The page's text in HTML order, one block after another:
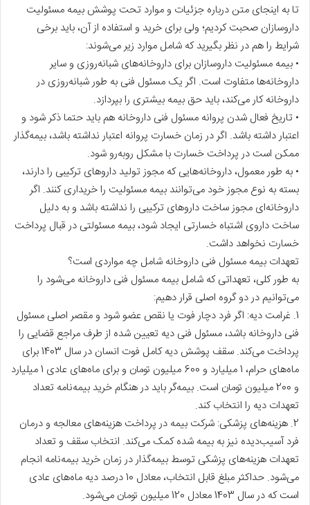
تا به اینجای متن درباره جزئیات و موارد تحت پوشش بیمه مسئولیت
داروسازان صحبت کردیم؛ ولی برای خرید و استفاده از آن، باید برخی
شرایط را هم در نظر بگیرید که شامل موارد زیر می‌شوند:
• بیمه مسئولیت داروسازان برای داروخانه‌های شبانه‌روزی و سایر
داروخانه‌ها متفاوت است. اگر یک مسئول فنی به طور شبانه‌روزی در
داروخانه کار می‌کند، باید حق بیمه بیشتری را بپردازد.
• تاریخ فعال شدن پروانه مسئول فنی داروخانه هم باید حتما ذکر شود و
اعتبار داشته باشد. اگر در زمان خسارت پروانه اعتبار نداشته باشد، بیمه‌گذار
ممکن است در پرداخت خسارت با مشکل روبه‌رو شود.
• به طور معمول، داروخانه‌هایی که مجوز تولید داروهای ترکیبی را دارند،
بسته به نوع مجوز خود می‌توانند بیمه مسئولیت را خریداری کنند. اگر
داروخانه‌ای مجوز ساخت داروهای ترکیبی را نداشته باشد و به دلیل
ساخت داروی اشتباه خسارتی ایجاد شود، بیمه مسئولتی در قبال پرداخت
خسارت نخواهد داشت.
تعهدات بیمه مسئول فنی داروخانه شامل چه مواردی است؟
به طور کلی، تعهداتی که شامل بیمه مسئول فنی داروخانه می‌شود را
می‌توانیم در دو گروه اصلی قرار دهیم:
1. غرامت دیه: اگر فرد دچار فوت یا نقص عضو شود و مقصر اصلی مسئول
فنی داروخانه باشد، مسئول فنی دیه تعیین شده از طرف مراجع قضایی را
پرداخت می‌کند. سقف پوشش دیه کامل فوت انسان در سال 1403 برای
ماه‌های حرام، 1 میلیارد و 600 میلیون تومان و برای ماه‌های عادی 1 میلیارد
و 200 میلیون تومان است. بیمه‌گر باید در هنگام خرید بیمه‌نامه تعداد
تعهدات دیه را انتخاب کند.
2. هزینه‌های پزشکی: شرکت بیمه در پرداخت هزینه‌های معالجه و درمان
فرد آسیب‌دیده نیز به بیمه شده کمک می‌کند. انتخاب سقف و تعداد
تعهدات هزینه‌های پزشکی توسط بیمه‌گذار در زمان خرید بیمه‌نامه انجام
می‌شود. حداکثر مبلغ قابل انتخاب، معادل 10 درصد دیه ماه‌های عادی
است که در سال 1403 معادل 120 میلیون تومان می‌شود.